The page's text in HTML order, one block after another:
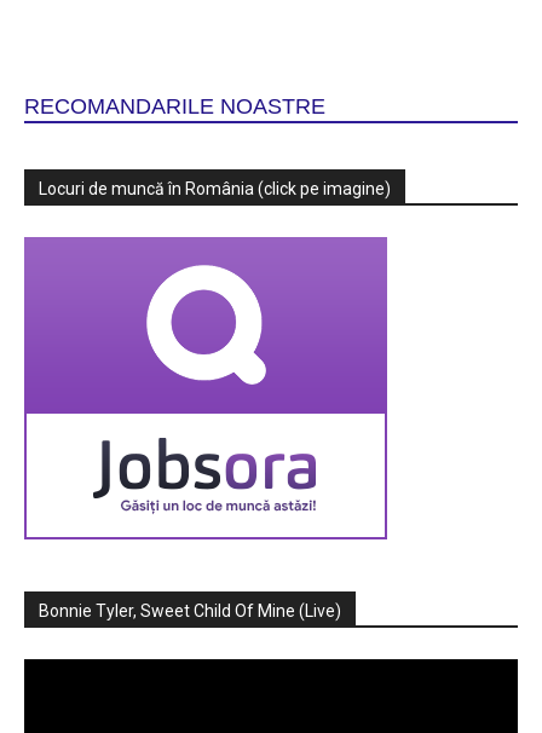
RECOMANDARILE NOASTRE
Locuri de muncă în România (click pe imagine)
Bonnie Tyler, Sweet Child Of Mine (Live)